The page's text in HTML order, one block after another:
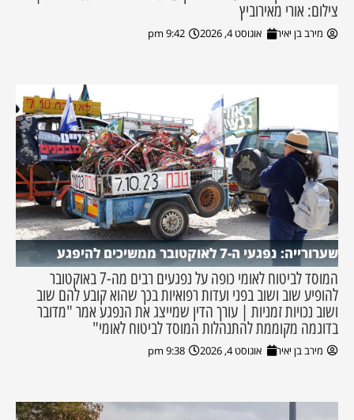
צילום: אורי מאירוביץ
מירב בן יאיר אוגוסט 4, 2026 9:42 pm
שערורייה: נפגעי ה-7 לאוקטובר ממשיכים להיפגע
המוסד לביטוח לאומי כופה על נפגעים רבים מה-7 באוקטובר
להופיע שוב ושוב בפני ועדות רפואיות בכך שהוא קובע להם שוב
ושוב נכויות זמניות | עורך הדין שמייצג את הנפגע אמר "מדובר
בדוגמה מקוממת להתנהלות המוסד לביטוח לאומי"
מירב בן יאיר אוגוסט 4, 2026 9:38 pm